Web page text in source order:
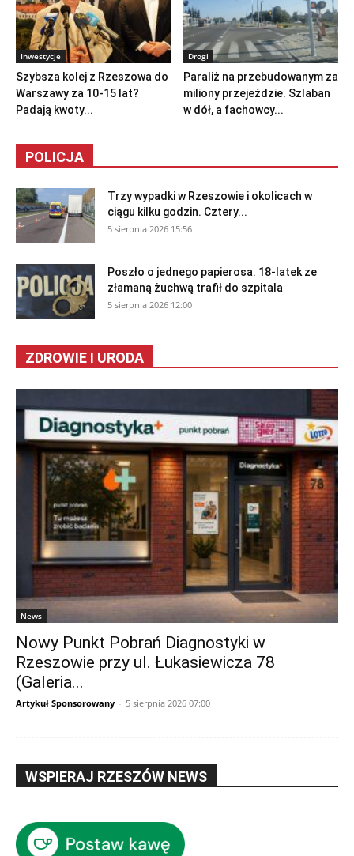
Inwestycje
Szybsza kolej z Rzeszowa do
Warszawy za 10-15 lat?
Padają kwoty...
Drogi
Paraliż na przebudowanym za
miliony przejeździe. Szlaban
w dół, a fachowcy...
POLICJA
Trzy wypadki w Rzeszowie i okolicach w
ciągu kilku godzin. Cztery...
5 sierpnia 2026 15:56
Poszło o jednego papierosa. 18-latek ze
złamaną żuchwą trafił do szpitala
5 sierpnia 2026 12:00
ZDROWIE I URODA
News
Nowy Punkt Pobrań Diagnostyki w
Rzeszowie przy ul. Łukasiewicza 78
(Galeria...
Artykuł Sponsorowany - 5 sierpnia 2026 07:00
WSPIERAJ RZESZÓW NEWS